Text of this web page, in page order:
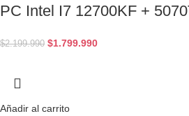
PC Intel I7 12700KF +
$2.199.990 $1.799.990
Añadir al carrito